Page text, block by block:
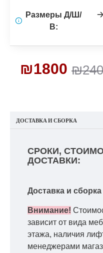
₪1800
Размеры Д/Ш/
В:
ДОСТАВКА И СБОРКА
СРОКИ,
ДОСТАВКИ:
Доставка и сборка
Внимание!
зависит от вида
этажа, наличия
менеджерами